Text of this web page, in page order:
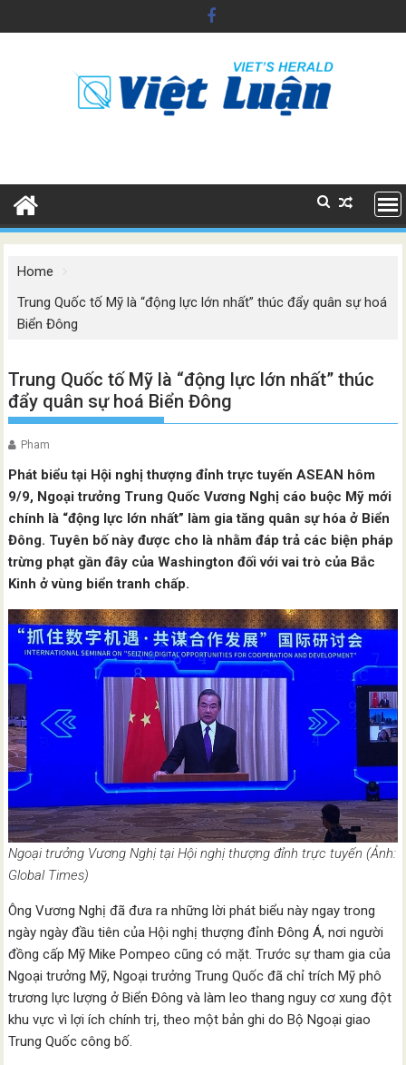
to
Home
Trung Quốc tố Mỹ là “động lực lớn nhất” thúc đẩy quân sự hoá
Biển Đông
Trung Quốc tố Mỹ là “động lực lớn nhất” thúc
đẩy quân sự hoá Biển Đông
Pham
Phát biểu tại Hội nghị thượng đỉnh trực tuyến ASEAN hôm
9/9, Ngoại trưởng Trung Quốc Vương Nghị cáo buộc Mỹ mới
chính là “động lực lớn nhất” làm gia tăng quân sự hóa ở Biển
Đông. Tuyên bố này được cho là nhằm đáp trả các biện pháp
trừng phạt gần đây của Washington đối với vai trò của Bắc
Kinh ở vùng biển tranh chấp.
Ngoại trưởng Vương Nghị tại Hội nghị thượng đỉnh trực tuyến (Ảnh:
Global Times)
Ông Vương Nghị đã đưa ra những lời phát biểu này ngay trong
ngày ngày đầu tiên của Hội nghị thượng đỉnh Đông Á, nơi người
đồng cấp Mỹ Mike Pompeo cũng có mặt. Trước sự tham gia của
Ngoại trưởng Mỹ, Ngoại trưởng Trung Quốc đã chỉ trích Mỹ phô
trương lực lượng ở Biển Đông và làm leo thang nguy cơ xung đột
khu vực vì lợi ích chính trị, theo một bản ghi do Bộ Ngoại giao
Trung Quốc công bố.